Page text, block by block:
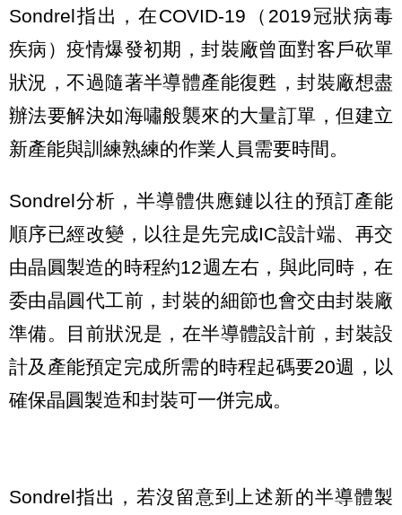
Sondrel指出，在COVID-19（2019冠狀病毒
疾病）疫情爆發初期，封裝廠曾面對客戶砍單
狀況，不過隨著半導體產能復甦，封裝廠想盡
辦法要解決如海嘯般襲來的大量訂單，但建立
新產能與訓練熟練的作業人員需要時間。
Sondrel分析，半導體供應鏈以往的預訂產能
順序已經改變，以往是先完成IC設計端、再交
由晶圓製造的時程約12週左右，與此同時，在
委由晶圓代工前，封裝的細節也會交由封裝廠
準備。目前狀況是，在半導體設計前，封裝設
計及產能預定完成所需的時程起碼要20週，以
確保晶圓製造和封裝可一併完成。
Sondrel指出，若沒留意到上述新的半導體製